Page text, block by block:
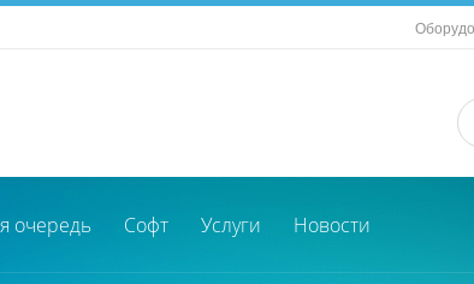
очередь Софт Услуги Новости